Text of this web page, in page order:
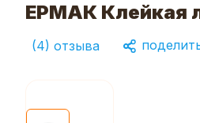
ЕРМАК Клейкая
(4) отзыва